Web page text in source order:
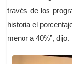
través de los
historia el
menor a 40%”, dijo.